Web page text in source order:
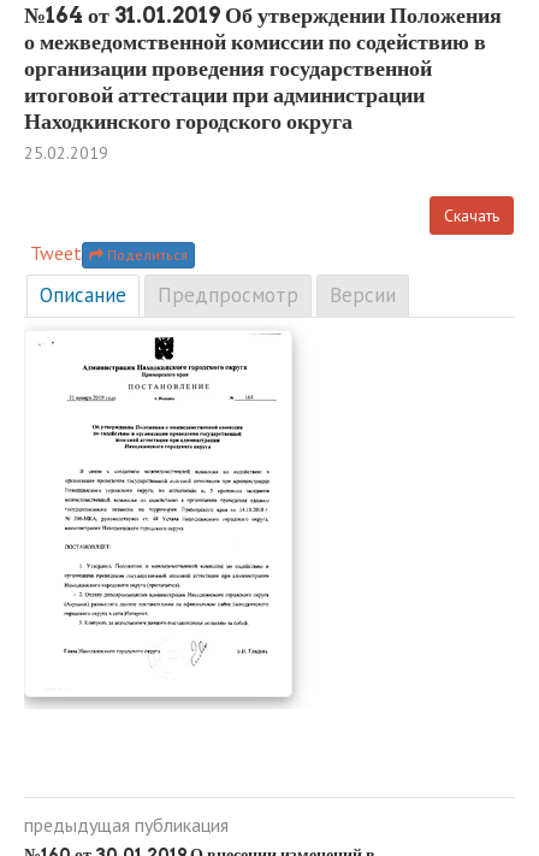
№164 от 31.01.2019 Об утверждении Положения
о межведомственной комиссии по содействию в
организации проведения государственной
итоговой аттестации при администрации
Находкинского городского округа
25.02.2019
Скачать
Поделиться
Tweet
Описание Предпросмотр Версии
предыдущая публикация